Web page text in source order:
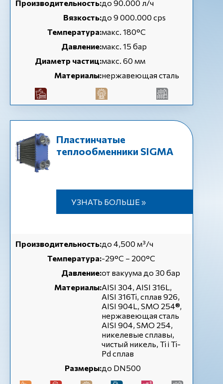
Производительность:до 90.000 л/ч
Вязкость:до 9 000.000 cps
Температура:макс. 180°C
Давление:макс. 15 бар
Диаметр частиц:макс. 60 мм
Материалы:нержавеющая сталь
Пластинчатые
теплообменники SIGMA
УЗНАТЬ БОЛЬШЕ »
Производительность:до 4,500 м³/ч
Температура:-29°C – 200°C
Давление:от вакуума до 30 бар
Материалы:AISI 304, AISI 316L,
AISI 316Ti, сплав 926,
AISI 904L, SMO 254®,
нержавеющая сталь
AISI 904, SMO 254,
никелевые сплавы,
чистый никель, Ti і Ti-
Pd сплав
Размеры:до DN500